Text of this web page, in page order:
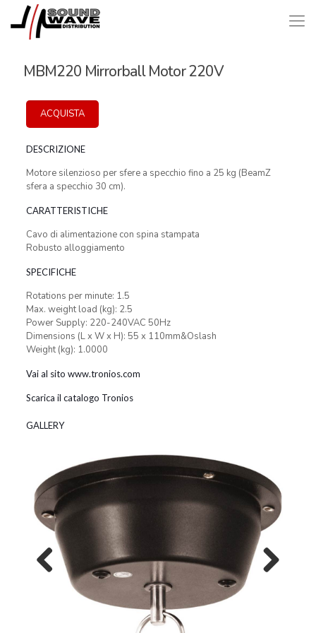
MBM220 Mirrorball Motor 220V
ACQUISTA
DESCRIZIONE
Motore silenzioso per sfere a specchio fino a 25 kg (BeamZ
sfera a specchio 30 cm).
CARATTERISTICHE
Cavo di alimentazione con spina stampata
Robusto alloggiamento
SPECIFICHE
Rotations per minute: 1.5
Max. weight load (kg): 2.5
Power Supply: 220-240VAC 50Hz
Dimensions (L x W x H): 55 x 110mm&Oslash
Weight (kg): 1.0000
Vai al sito www.tronios.com
Scarica il catalogo Tronios
GALLERY
Previous